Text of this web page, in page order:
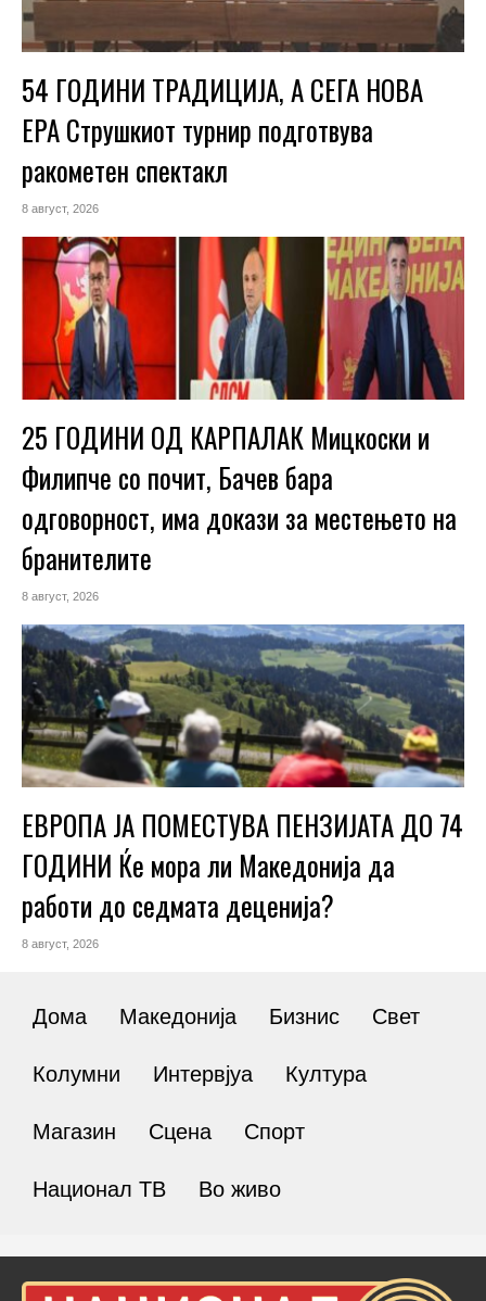
54 ГОДИНИ ТРАДИЦИЈА, А СЕГА НОВА
ЕРА Струшкиот турнир подготвува
ракометен спектакл
8 август, 2026
25 ГОДИНИ ОД КАРПАЛАК Мицкоски и
Филипче со почит, Бачев бара
одговорност, има докази за местењето на
бранителите
8 август, 2026
ЕВРОПА ЈА ПОМЕСТУВА ПЕНЗИЈАТА ДО 74
ГОДИНИ Ќе мора ли Македонија да
работи до седмата деценија?
8 август, 2026
Дома Македонија Бизнис Свет
Колумни Интервјуа Култура
Магазин Сцена Спорт
Национал ТВ Во живо